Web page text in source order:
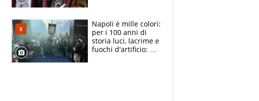
bigliettini
Napoli è mille colori:
per i 100 anni di
storia luci, lacrime e
fuochi d'artificio: De